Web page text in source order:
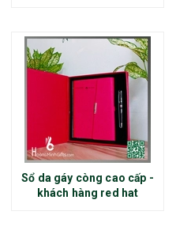
Sổ da gáy còng cao cấp -
khách hàng red hat